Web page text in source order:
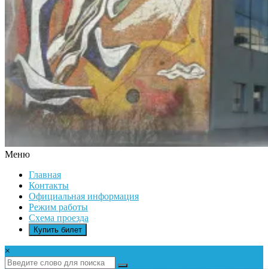
ИКАР
Меню
Главная
Контакты
Официальная информация
Режим работы
Схема проезда
Купить билет
×